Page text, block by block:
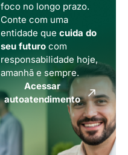
foco no longo prazo.
Conte com uma
entidade que cuida do
seu futurocom
responsabilidade hoje,
amanhã e sempre.
Acessar
autoatendimento